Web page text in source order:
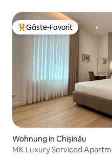
Beliebter Gäste-Favorit.
Gäste-Favorit
Wohnung in Chișinău
MK Luxury Serviced